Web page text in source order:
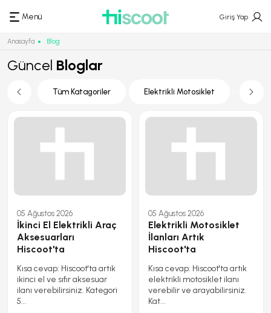
Menü Giriş Yap
Anasayfa Blog
Güncel Bloglar
Tüm Katagoriler Elektrikli Motosiklet
05 Ağustos 2026
İkinci El Elektrikli Araç
Aksesuarları
Hiscoot'ta
Kısa cevap: Hiscoot'ta artık
ikinci el ve sıfır aksesuar
ilanı verebilirsiniz. Kategori
5...
05 Ağustos 2026
Elektrikli Motosiklet
İlanları Artık
Hiscoot'ta
Kısa cevap: Hiscoot'ta artık
elektrikli motosiklet ilanı
verebilir ve arayabilirsiniz.
Kat...